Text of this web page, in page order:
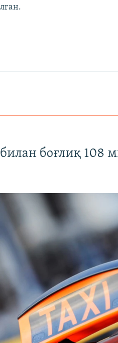
боғлиқ 108